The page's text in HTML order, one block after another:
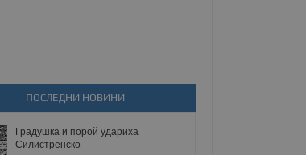
ПОСЛЕДНИ НОВИНИ
Градушка и порой удариха
Силистренско